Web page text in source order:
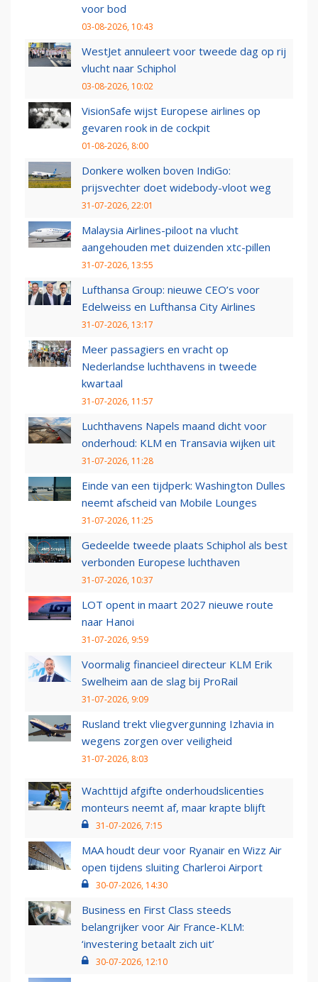
voor bod
03-08-2026, 10:43
WestJet annuleert voor tweede dag op rij
vlucht naar Schiphol
03-08-2026, 10:02
VisionSafe wijst Europese airlines op
gevaren rook in de cockpit
01-08-2026, 8:00
Donkere wolken boven IndiGo:
prijsvechter doet widebody-vloot weg
31-07-2026, 22:01
Malaysia Airlines-piloot na vlucht
aangehouden met duizenden xtc-pillen
31-07-2026, 13:55
Lufthansa Group: nieuwe CEO’s voor
Edelweiss en Lufthansa City Airlines
31-07-2026, 13:17
Meer passagiers en vracht op
Nederlandse luchthavens in tweede
kwartaal
31-07-2026, 11:57
Luchthavens Napels maand dicht voor
onderhoud: KLM en Transavia wijken uit
31-07-2026, 11:28
Einde van een tijdperk: Washington Dulles
neemt afscheid van Mobile Lounges
31-07-2026, 11:25
Gedeelde tweede plaats Schiphol als best
verbonden Europese luchthaven
31-07-2026, 10:37
LOT opent in maart 2027 nieuwe route
naar Hanoi
31-07-2026, 9:59
Voormalig financieel directeur KLM Erik
Swelheim aan de slag bij ProRail
31-07-2026, 9:09
Rusland trekt vliegvergunning Izhavia in
wegens zorgen over veiligheid
31-07-2026, 8:03
Wachttijd afgifte onderhoudslicenties
monteurs neemt af, maar krapte blijft
31-07-2026, 7:15
MAA houdt deur voor Ryanair en Wizz Air
open tijdens sluiting Charleroi Airport
30-07-2026, 14:30
Business en First Class steeds
belangrijker voor Air France-KLM:
‘investering betaalt zich uit’
30-07-2026, 12:10